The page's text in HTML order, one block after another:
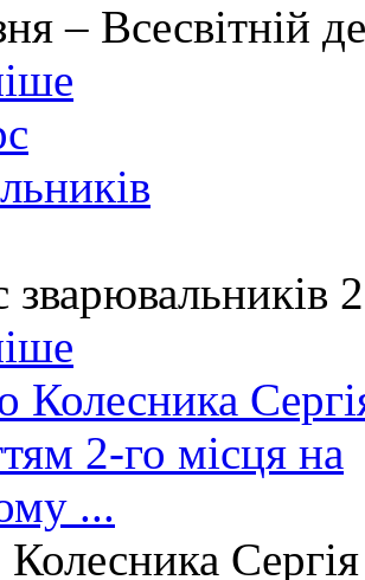
– Всесвітній
зварювальників